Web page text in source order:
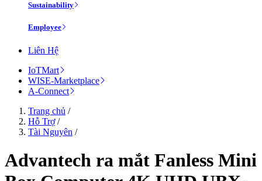
Sustainability
Employee
Liên Hệ
IoTMart
WISE-Marketplace
A-Connect
Trang chủ /
Hỗ Trợ/
Tài Nguyên /
Advantech ra mắt Fanless Mini